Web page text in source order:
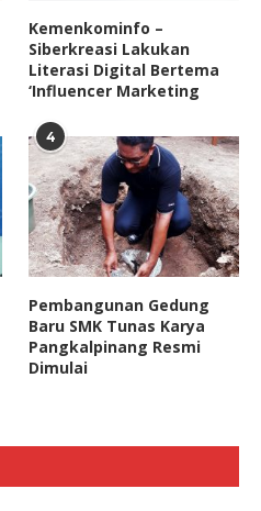
Kemenkominfo –
Siberkreasi Lakukan
Literasi Digital Bertema
‘Influencer Marketing
4
Pembangunan Gedung
Baru SMK Tunas Karya
Pangkalpinang Resmi
Dimulai